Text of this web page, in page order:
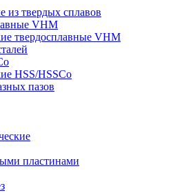
твердых сплавов
VHM
твердосплавные VHM
HSS/HSSCo
пазов
пластинами